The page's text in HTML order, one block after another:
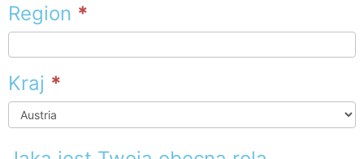
Region *
Kraj *
Kraj